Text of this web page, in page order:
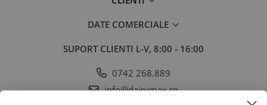
DATE COMERCIALE
SUPORT CLIENTI L-V, 8:00 - 16:00
0742 268.889
info@dairymax.ro